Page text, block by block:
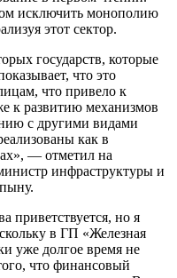
исключить монополию
этот сектор.
государств, которые
что это
что при­вело к
к развитию механизмов
с другими видами
как в
— отметил на
инфраструктуры и
при­ветствуется, но я
в ГП «Железная
уже долгое время не
что финансовый